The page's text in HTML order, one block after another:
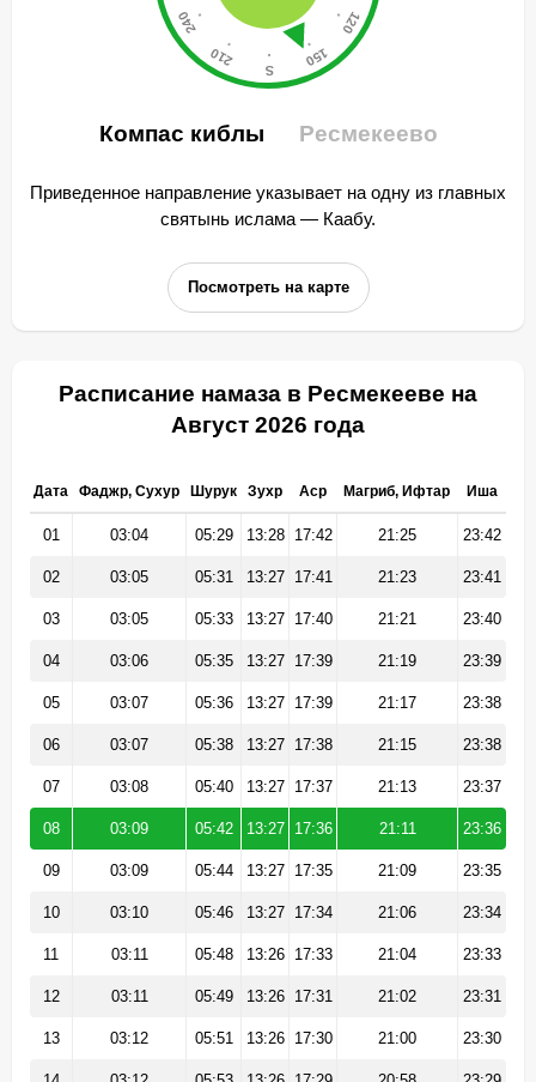
Компас киблы Ресмекеево
Приведенное направление указывает на одну из главных
святынь ислама — Каабу.
Посмотреть на карте
Расписание намаза в Ресмекееве на
Август 2026 года
Дата Фаджр, Сухур Шурук Зухр Аср Магриб, Ифтар Иша
01 03:04 05:29 13:28 17:42 21:25 23:42
02 03:05 05:31 13:27 17:41 21:23 23:41
03 03:05 05:33 13:27 17:40 21:21 23:40
04 03:06 05:35 13:27 17:39 21:19 23:39
05 03:07 05:36 13:27 17:39 21:17 23:38
06 03:07 05:38 13:27 17:38 21:15 23:38
07 03:08 05:40 13:27 17:37 21:13 23:37
08 03:09 05:42 13:27 17:36 21:11 23:36
09 03:09 05:44 13:27 17:35 21:09 23:35
10 03:10 05:46 13:27 17:34 21:06 23:34
11 03:11 05:48 13:26 17:33 21:04 23:33
12 03:11 05:49 13:26 17:31 21:02 23:31
13 03:12 05:51 13:26 17:30 21:00 23:30